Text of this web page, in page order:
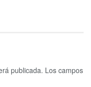
publicada. Los campos